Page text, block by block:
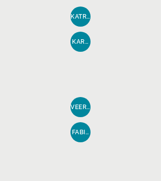
KATRIEN
KAREN
VEERLE
FABIENNE